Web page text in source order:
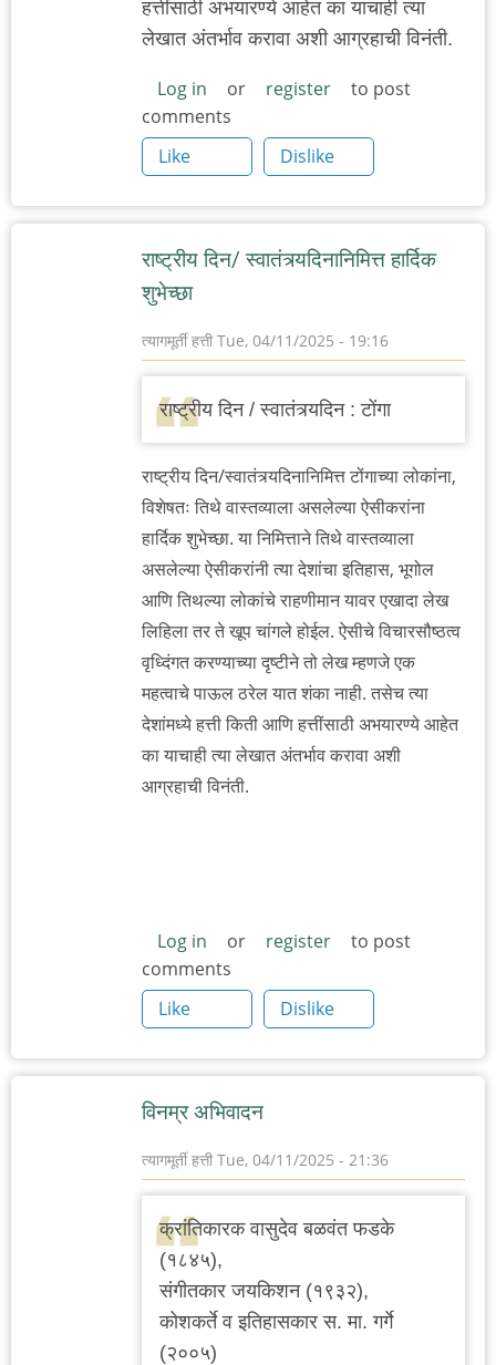
हत्तींसाठी अभयारण्ये आहेत का याचाही त्या
लेखात अंतर्भाव करावा अशी आग्रहाची विनंती.
Log in or register
to post
comments
Like
Dislike
राष्ट्रीय दिन/ स्वातंत्र्यदिनानिमित्त हार्दिक
शुभेच्छा
त्यागमूर्ती हत्ती Tue, 04/11/2025 - 19:16
राष्ट्रीय दिन / स्वातंत्र्यदिन : टोंगा
राष्ट्रीय दिन/स्वातंत्र्यदिनानिमित्त टोंगाच्या लोकांना,
विशेषतः तिथे वास्तव्याला असलेल्या ऐसीकरांना
हार्दिक शुभेच्छा. या निमित्ताने तिथे वास्तव्याला
असलेल्या ऐसीकरांनी त्या देशांचा इतिहास, भूगोल
आणि तिथल्या लोकांचे राहणीमान यावर एखादा लेख
लिहिला तर ते खूप चांगले होईल. ऐसीचे विचारसौष्ठत्व
वृध्दिंगत करण्याच्या दृष्टीने तो लेख म्हणजे एक
महत्वाचे पाऊल ठरेल यात शंका नाही. तसेच त्या
देशांमध्ये हत्ती किती आणि हत्तींसाठी अभयारण्ये आहेत
का याचाही त्या लेखात अंतर्भाव करावा अशी
आग्रहाची विनंती.
Log in or register
to post
comments
Like
Dislike
विनम्र अभिवादन
त्यागमूर्ती हत्ती Tue, 04/11/2025 - 21:36
क्रांतिकारक वासुदेव बळवंत फडके
(१८४५),
संगीतकार जयकिशन (१९३२),
कोशकर्ते व इतिहासकार स. मा. गर्गे
(२००५)